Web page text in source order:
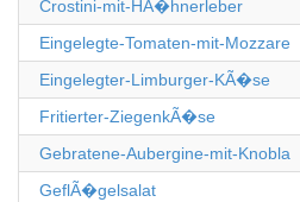
Crostini-mit-HÃ�hnerleber
Eingelegte-Tomaten-mit-Mozzare
Eingelegter-Limburger-KÃ�se
Fritierter-ZiegenkÃ�se
Gebratene-Aubergine-mit-Knobla
GeflÃ�gelsalat